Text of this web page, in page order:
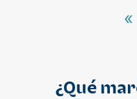
«
¿Qué